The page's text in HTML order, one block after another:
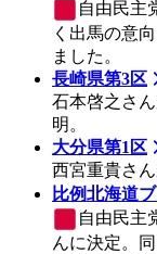
自由民主
く出馬の意
ました。
長崎県第3区
石本啓之さ
明。
大分県第1区
西宮重貴さ
比例北海道
自由民主
んに決定。